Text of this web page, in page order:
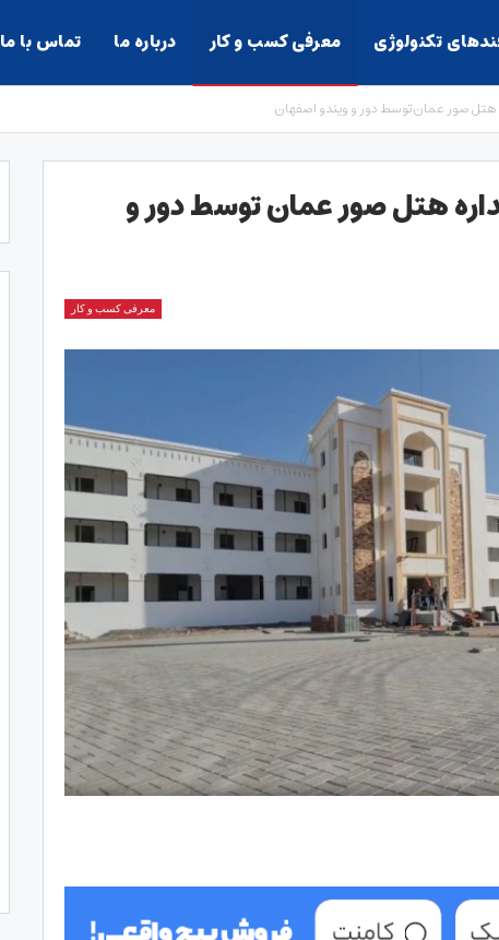
تکنولوژی معرفی کسب و کار درباره ما تماس با ما
هتل صور عمان توسط دور و ویندو اصفهان
هتل صور عمان توسط دور و
معرفی کسب و کار